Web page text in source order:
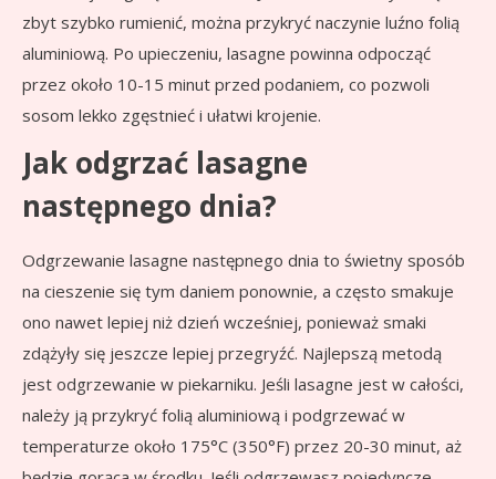
zbyt szybko rumienić, można przykryć naczynie luźno folią
aluminiową. Po upieczeniu, lasagne powinna odpocząć
przez około 10-15 minut przed podaniem, co pozwoli
sosom lekko zgęstnieć i ułatwi krojenie.
Jak odgrzać lasagne
następnego dnia?
Odgrzewanie lasagne następnego dnia to świetny sposób
na cieszenie się tym daniem ponownie, a często smakuje
ono nawet lepiej niż dzień wcześniej, ponieważ smaki
zdążyły się jeszcze lepiej przegryźć. Najlepszą metodą
jest odgrzewanie w piekarniku. Jeśli lasagne jest w całości,
należy ją przykryć folią aluminiową i podgrzewać w
temperaturze około 175°C (350°F) przez 20-30 minut, aż